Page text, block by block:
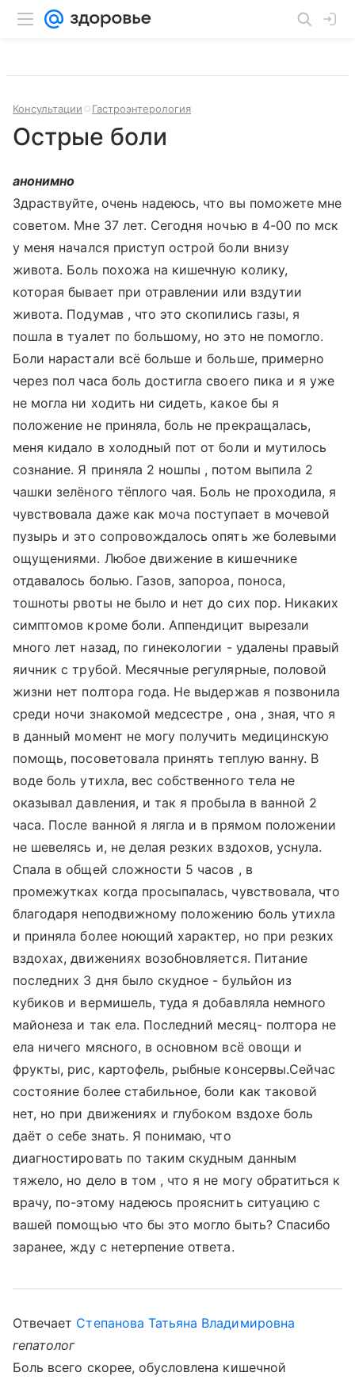
Консультации Гастроэнтерология
Острые боли
анонимно
Здраствуйте, очень надеюсь, что вы поможете мне
советом. Мне 37 лет. Сегодня ночью в 4-00 по мск
у меня начался приступ острой боли внизу
живота. Боль похожа на кишечную колику,
которая бывает при отравлении или вздутии
живота. Подумав , что это скопились газы, я
пошла в туалет по большому, но это не помогло.
Боли нарастали всё больше и больше, примерно
через пол часа боль достигла своего пика и я уже
не могла ни ходить ни сидеть, какое бы я
положение не приняла, боль не прекращалась,
меня кидало в холодный пот от боли и мутилось
сознание. Я приняла 2 ношпы , потом выпила 2
чашки зелёного тёплого чая. Боль не проходила, я
чувствовала даже как моча поступает в мочевой
пузырь и это сопровождалось опять же болевыми
ощущениями. Любое движение в кишечнике
отдавалось болью. Газов, запороа, поноса,
тошноты рвоты не было и нет до сих пор. Никаких
симптомов кроме боли. Аппендицит вырезали
много лет назад, по гинекологии - удалены правый
яичник с трубой. Месячные регулярные, половой
жизни нет полтора года. Не выдержав я позвонила
среди ночи знакомой медсестре , она , зная, что я
в данный момент не могу получить медицинскую
помощь, посоветовала принять теплую ванну. В
воде боль утихла, вес собственного тела не
оказывал давления, и так я пробыла в ванной 2
часа. После ванной я лягла и в прямом положении
не шевелясь и, не делая резких вздохов, уснула.
Спала в общей сложности 5 часов , в
промежутках когда просыпалась, чувствовала, что
благодаря неподвижному положению боль утихла
и приняла более ноющий характер, но при резких
вздохах, движениях возобновляется. Питание
последних 3 дня было скудное - бульйон из
кубиков и вермишель, туда я добавляла немного
майонеза и так ела. Последний месяц- полтора не
ела ничего мясного, в основном всё овощи и
фрукты, рис, картофель, рыбные консервы.Сейчас
состояние более стабильное, боли как таковой
нет, но при движениях и глубоком вздохе боль
даёт о себе знать. Я понимаю, что
диагностировать по таким скудным данным
тяжело, но дело в том , что я не могу обратиться к
врачу, по-этому надеюсь прояснить ситуацию с
вашей помощью что бы это могло быть? Спасибо
заранее, жду с нетерпение ответа.
Отвечает Степанова Татьяна Владимировна
гепатолог
Боль всего скорее, обусловлена кишечной